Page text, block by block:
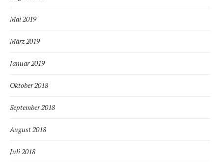
Mai 2019
März 2019
Januar 2019
Oktober 2018
September 2018
August 2018
Juli 2018